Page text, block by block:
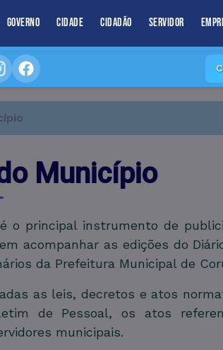
Governo Cidade Cidadão Servidor
Município
o principal instrumento de
acompanhar as edições do
da Prefeitura Municipal de
as leis, decretos e atos
de Pessoal, os atos
municipais.